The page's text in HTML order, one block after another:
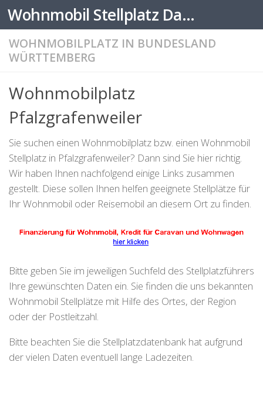
Zum Inhalt springen Wohnmobil Stellplatz Datenbank
WOHNMOBILPLATZ IN BUNDESLAND
WÜRTTEMBERG
Wohnmobilplatz
Pfalzgrafenweiler
Sie suchen einen Wohnmobilplatz bzw. einen Wohnmobil
Stellplatz in Pfalzgrafenweiler? Dann sind Sie hier richtig.
Wir haben Ihnen nachfolgend einige Links zusammen
gestellt. Diese sollen Ihnen helfen geeignete Stellplätze für
Ihr Wohnmobil oder Reisemobil an diesem Ort zu finden.
Bitte geben Sie im jeweiligen Suchfeld des Stellplatzführers
Ihre gewünschten Daten ein. Sie finden die uns bekannten
Wohnmobil Stellplätze mit Hilfe des Ortes, der Region
oder der Postleitzahl.
Bitte beachten Sie die Stellplatzdatenbank hat aufgrund
der vielen Daten eventuell lange Ladezeiten.